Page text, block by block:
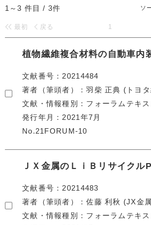
1～3 件目 / 3件 ソ
最初 戻る 1
植物繊維複合材料の自動車内
文献番号
20214484
著者（筆頭者）
羽柴 正典
文献・情報種別
フォーラムテキ
発行年月
2021年7月
No.21FORUM-10
ＪＸ金属のＬｉＢリサイクル
文献番号
20214483
著者（筆頭者）
佐藤 利秋
文献・情報種別
フォーラムテキ